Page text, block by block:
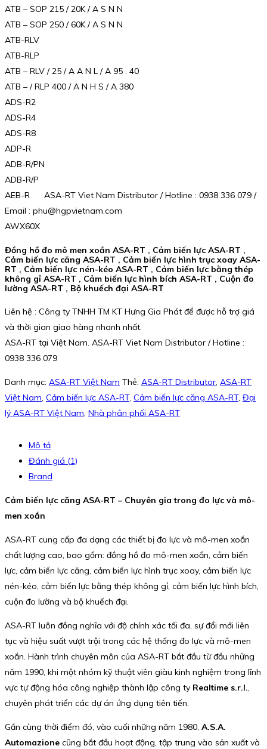
ATB – SOP 215 / 20K / A S N N
ATB – SOP 250 / 60K / A S N N
ATB-RLV
ATB-RLP
ATB – RLV / 25 / A A N L / A 95 . 40
ATB – / RLP 400 / A N H S / A 380
ADS-R2
ADS-R4
ADS-R8
ADP-R
ADB-R/PN
ADB-R/P
AEB-R ASA-RT Viet Nam Distributor / Hotline : 0938 336 079 /
Email : phu@hgpvietnam.com
AWX60X
Đồng hồ đo mô men xoắn ASA-RT , Cảm biến lực ASA-RT ,
Cảm biến lực căng ASA-RT , Cảm biến lực hình trục xoay ASA-
RT , Cảm biến lực nén-kéo ASA-RT , Cảm biến lực bằng thép
không gỉ ASA-RT , Cảm biến lực hình bích ASA-RT , Cuộn đo
lường ASA-RT , Bộ khuếch đại ASA-RT
Liên hệ : Công ty TNHH TM KT Hưng Gia Phát để được hỗ trợ giá
và thời gian giao hàng nhanh nhất.
ASA-RT tại Việt Nam. ASA-RT Viet Nam Distributor / Hotline :
0938 336 079
Danh mục: ASA-RT Việt Nam Thẻ: ASA-RT Distributor, ASA-RT
Việt Nam, Cảm biến lực ASA-RT, Cảm biến lực căng ASA-RT, Đại
lý ASA-RT Việt Nam, Nhà phân phối ASA-RT
Mô tả
Đánh giá (1)
Brand
Cảm biến lực căng ASA-RT – Chuyên gia trong đo lực và mô-
men xoắn
ASA-RT cung cấp đa dạng các thiết bị đo lực và mô-men xoắn
chất lượng cao, bao gồm: đồng hồ đo mô-men xoắn, cảm biến
lực, cảm biến lực căng, cảm biến lực hình trục xoay, cảm biến lực
nén-kéo, cảm biến lực bằng thép không gỉ, cảm biến lực hình bích,
cuộn đo lường và bộ khuếch đại.
ASA-RT luôn đồng nghĩa với độ chính xác tối đa, sự đổi mới liên
tục và hiệu suất vượt trội trong các hệ thống đo lực và mô-men
xoắn. Hành trình chuyên môn của ASA-RT bắt đầu từ đầu những
năm 1990, khi một nhóm kỹ thuật viên giàu kinh nghiệm trong lĩnh
vực tự động hóa công nghiệp thành lập công ty Realtime s.r.l.,
chuyên phát triển các dự án ứng dụng tiên tiến.
Gần cùng thời điểm đó, vào cuối những năm 1980, A.S.A.
Automazione cũng bắt đầu hoạt động, tập trung vào sản xuất và